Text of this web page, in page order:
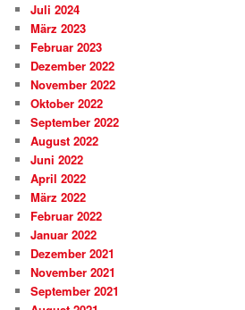
Juli 2024
März 2023
Februar 2023
Dezember 2022
November 2022
Oktober 2022
September 2022
August 2022
Juni 2022
April 2022
März 2022
Februar 2022
Januar 2022
Dezember 2021
November 2021
September 2021